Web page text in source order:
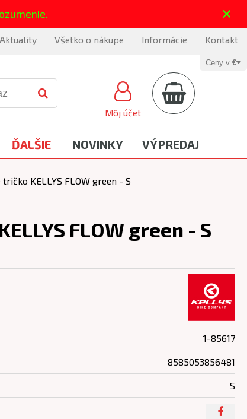
×
Aktuality Všetko o nákupe Informácie Kontakt
Môj účet
Ceny v €
ĎALŠIE NOVINKY VÝPREDAJ
tričko KELLYS FLOW green - S
FLOW green - S
1-85617
8585053856481
S